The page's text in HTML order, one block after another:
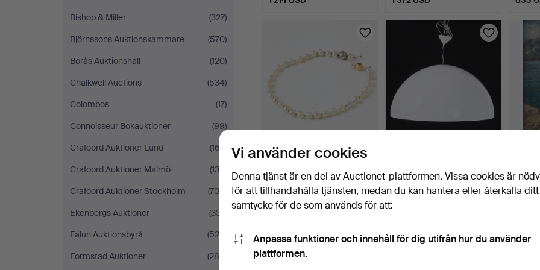
Bishop & Miller
(327)
Björnssons Auktionskammare
(570)
Borås Auktionshall
(120)
Chalkwell Auctions
(534)
Colombos
(17)
Connoisseur Bokauktioner
(99)
Crafoord Auktioner Lund
(163)
Crafoord Auktioner Malmö
(135)
Crafoord Auktioner Stockholm
(706)
Ekenbergs Auktioner
(337)
Falun Auktionsbyrå
(525)
Formstad Auktioner
(286)
COLLIER, odlade vita
pärlor ca 10,5-11,0 m…
2 dagar
Värdering
1 582 USD
Flo…
3 dagar
1 bud
1892-
6 dagar
4 bud
Vi använder cookies
Denna tjänst är en del av Auctionet-plattformen. Vissa cookies är
för att tillhandahålla tjänsten, medan du kan hantera eller återkalla ditt
samtycke för de som används för att:
Anpassa funktioner och innehåll för dig utifrån hur du använder
plattformen.